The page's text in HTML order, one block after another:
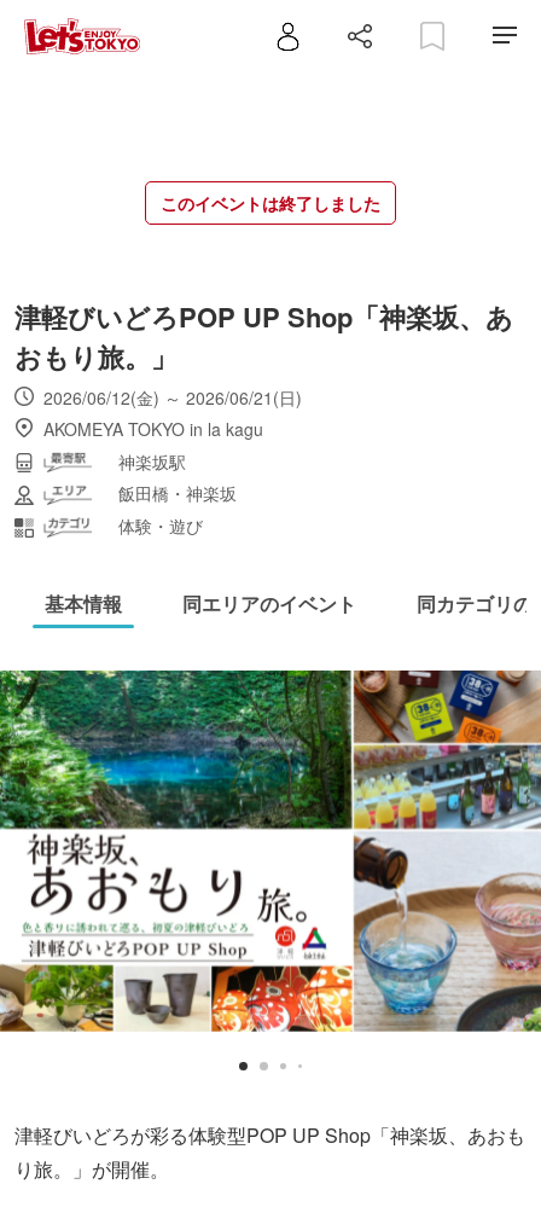
このイベントは終了しました
津軽びいどろPOP UP Shop「神楽坂、あ
おもり旅。」
2026/06/12(金) ～ 2026/06/21(日)
AKOMEYA TOKYO in la kagu
神楽坂駅
飯田橋・神楽坂
体験・遊び
基本情報 同エリアのイベント 同カテゴリの
津軽びいどろが彩る体験型POP UP Shop「神楽坂、あおも
り旅。」が開催。